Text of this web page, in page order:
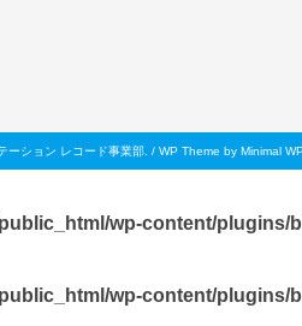
ーション レコード事業部 . / WP Theme by Minimal WP
wp-content/
wp-content/